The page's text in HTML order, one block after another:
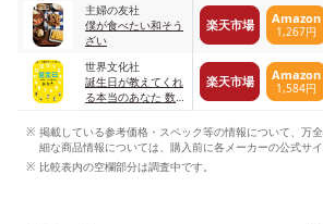
主婦の友社
僕が食べたい和そう
ざい
楽天市場 Amazon
1,267円
世界文化社
誕生日が教えてくれ
る本当のあなた 数
軽くなる！
楽天市場 Amazon
1,584円
掲載している参考価格・スペック等の情報について、万
細な商品情報については、購入前に各メーカーの公式サイ
比較表内の空欄部分は調査中です。